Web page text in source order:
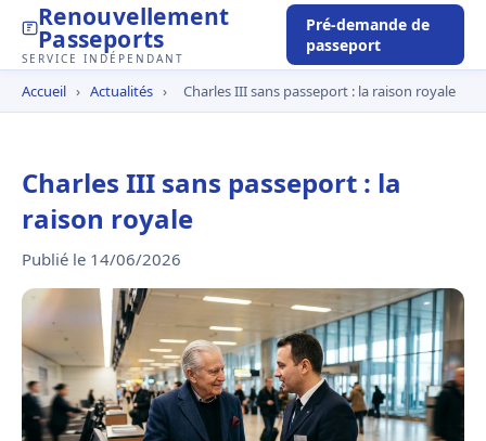
Renouvellement
Passeports
SERVICE INDÉPENDANT
Pré-demande de
passeport
Accueil › Actualités › Charles III sans passeport : la raison royale
Charles III sans passeport : la
raison royale
Publié le 14/06/2026